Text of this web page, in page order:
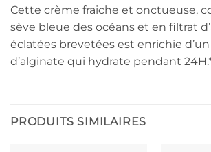
Cette crème fraiche et onctueuse,
sève bleue des océans et en filtrat
éclatées brevetées est enrichie
d’alginate qui hydrate pendant
PRODUITS SIMILAIRES